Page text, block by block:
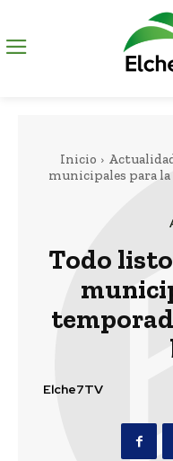
Inicio
municipales para la
Todo
Elche7TV